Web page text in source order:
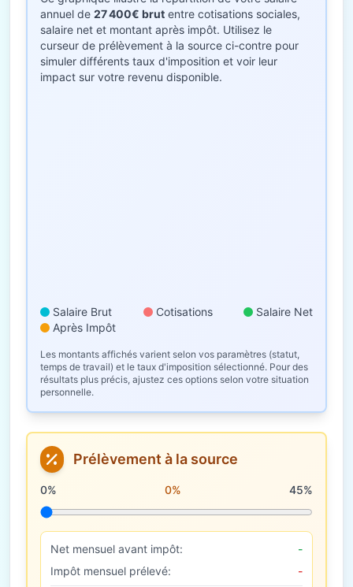
annuel de 27 400€ brut entre cotisations sociales,
salaire net et montant après impôt. Utilisez le
curseur de prélèvement à la source ci-contre pour
simuler différents taux d'imposition et voir leur
impact sur votre revenu disponible.
Salaire Brut Cotisations
Salaire Net
Après Impôt
Les montants affichés varient selon vos paramètres (statut,
temps de travail) et le taux d'imposition sélectionné. Pour des
résultats plus précis, ajustez ces options selon votre situation
personnelle.
Prélèvement à la source
Taux de prélèvement à la source
0% 0% 45%
Net mensuel avant impôt:
-
Impôt mensuel prélevé:
-